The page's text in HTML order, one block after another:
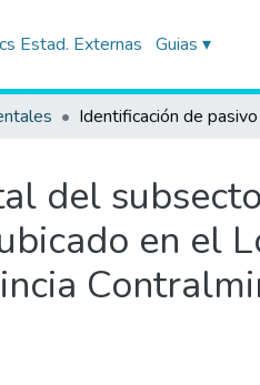
Estad. Externas Guias ▾
del
en el